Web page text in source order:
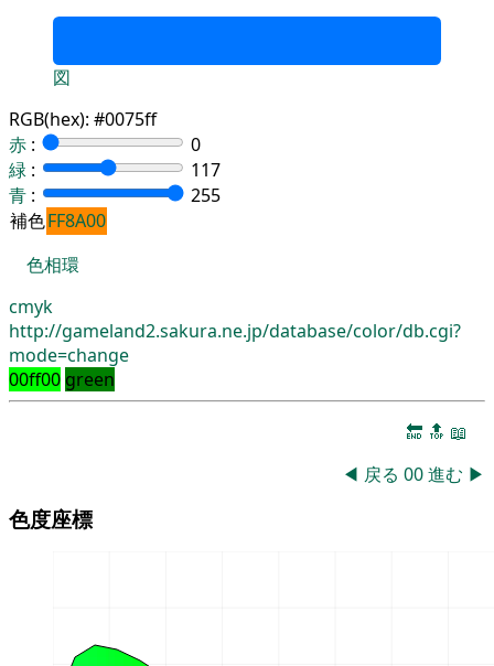
図
RGB(hex): #0075ff
赤 :
0
緑 :
117
青 :
255
補色FF8A00
色相環
cmyk
http://gameland2.sakura.ne.jp/database/color/db.cgi?
mode=change
00ff00 green
🔚 🔝 📖
◀ 戻る 00進む ▶
色度座標